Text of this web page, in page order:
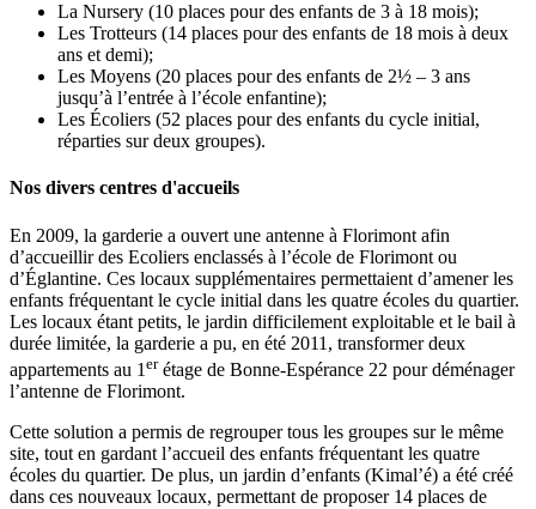
La Nursery (10 places pour des enfants de 3 à 18 mois);
Les Trotteurs (14 places pour des enfants de 18 mois à deux
ans et demi);
Les Moyens (20 places pour des enfants de 2½ – 3 ans
jusqu’à l’entrée à l’école enfantine);
Les Écoliers (52 places pour des enfants du cycle initial,
réparties sur deux groupes).
Nos divers centres d'accueils
En 2009, la garderie a ouvert une antenne à Florimont afin
d’accueillir des Ecoliers enclassés à l’école de Florimont ou
d’Églantine. Ces locaux supplémentaires permettaient d’amener les
enfants fréquentant le cycle initial dans les quatre écoles du quartier.
Les locaux étant petits, le jardin difficilement exploitable et le bail à
durée limitée, la garderie a pu, en été 2011, transformer deux
appartements au 1 erétage de Bonne-Espérance 22 pour déménager
l’antenne de Florimont.
Cette solution a permis de regrouper tous les groupes sur le même
site, tout en gardant l’accueil des enfants fréquentant les quatre
écoles du quartier. De plus, un jardin d’enfants (Kimal’é) a été créé
dans ces nouveaux locaux, permettant de proposer 14 places de